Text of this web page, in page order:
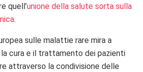
quell’unione della salute sorta sulla
.
sulle malattie rare mira a
la cura e il trattamento dei pazienti
attraverso la condivisione delle